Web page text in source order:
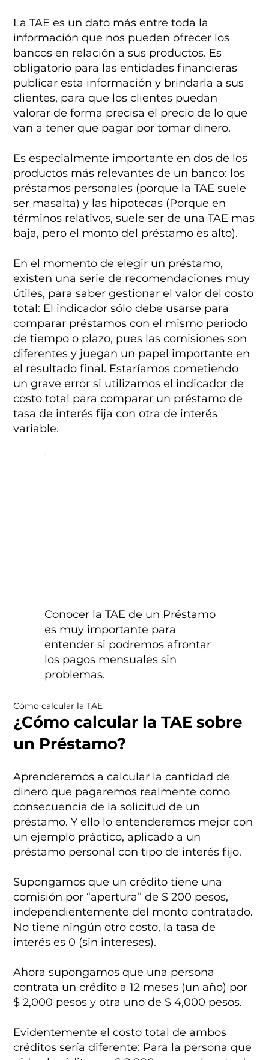
Cómo calcular la TAE
¿Cómo calcular la TAE sobre
un Préstamo?
Aprenderemos a calcular la cantidad de
dinero que pagaremos realmente como
consecuencia de la solicitud de un
préstamo. Y ello lo entenderemos mejor con
un ejemplo práctico, aplicado a un
préstamo personal con tipo de interés fijo.
Supongamos que un crédito tiene una
comisión por “apertura” de $ 200 pesos,
independientemente del monto contratado.
No tiene ningún otro costo, la tasa de
interés es 0 (sin intereses).
Ahora supongamos que una persona
contrata un crédito a 12 meses (un año) por
$ 2,000 pesos y otra uno de $ 4,000 pesos.
Evidentemente el costo total de ambos
créditos sería diferente: Para la persona que
Conocer la TAE de un Préstamo
es muy importante para
entender si podremos afrontar
los pagos mensuales sin
problemas.
La TAE es un dato más entre toda la
información que nos pueden ofrecer los
bancos en relación a sus productos. Es
obligatorio para las entidades financieras
publicar esta información y brindarla a sus
clientes, para que los clientes puedan
valorar de forma precisa el precio de lo que
van a tener que pagar por tomar dinero.
Es especialmente importante en dos de los
productos más relevantes de un banco: los
préstamos personales (porque la TAE suele
ser masalta) y las hipotecas (Porque en
términos relativos, suele ser de una TAE mas
baja, pero el monto del préstamo es alto).
En el momento de elegir un préstamo,
existen una serie de recomendaciones muy
útiles, para saber gestionar el valor del costo
total: El indicador sólo debe usarse para
comparar préstamos con el mismo periodo
de tiempo o plazo, pues las comisiones son
diferentes y juegan un papel importante en
el resultado final. Estaríamos cometiendo
un grave error si utilizamos el indicador de
costo total para comparar un préstamo de
tasa de interés fija con otra de interés
variable.